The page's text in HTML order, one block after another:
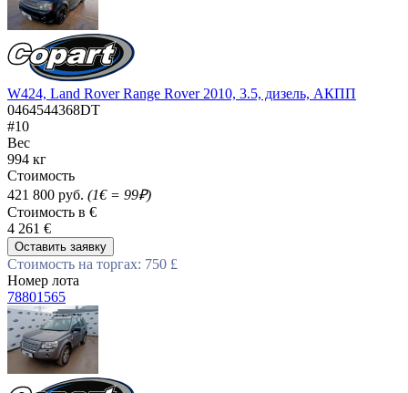
W424, Land Rover Range Rover 2010, 3.5, дизель, АКПП
0464544368DT
#10
Вес
994 кг
Стоимость
421 800 руб. (1€ = 99₽)
Стоимость в €
4 261 €
Оставить заявку
Стоимость на торгах: 750 £
Номер лота
78801565